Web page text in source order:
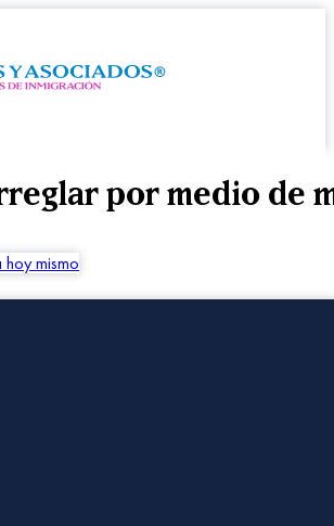
por medio de
mismo